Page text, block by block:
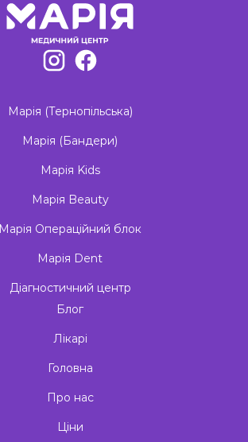
Марія (Тернопільська)
Марія (Бандери)
Марія Kids
Марія Beauty
Марія Операційний блок
Марія Dent
Діагностичний центр
Блог
Лікарі
Головна
Про нас
Ціни